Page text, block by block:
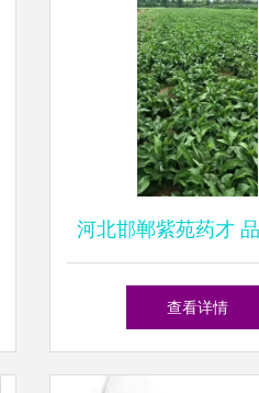
河北邯郸紫苑药才
赖的药品零售典
查看详情